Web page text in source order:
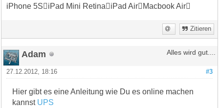
iPhone 5SiPad Mini RetinaiPad AirMacbook Air
Zitieren
Adam Alles wird gut....
#3
27.12.2012, 18:16
Hier gibt es eine Anleitung wie Du es online machen
kannst UPS